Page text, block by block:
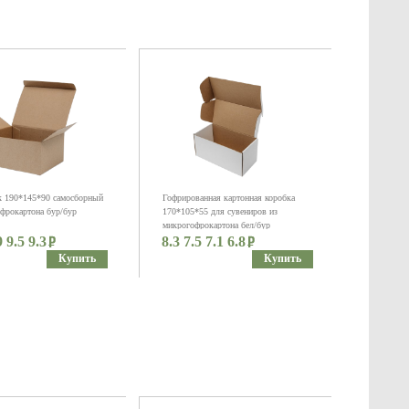
190*145*90 самосборный
бур/бур
9.5 9.3
Купить
Гофрированная картонная коробка
170*105*55 для сувениров из
микрогофрокартона бел/бур
8.3 7.5 7.1 6.8
Купить